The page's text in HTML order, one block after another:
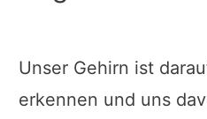
Unser Gehirn ist
erkennen und uns